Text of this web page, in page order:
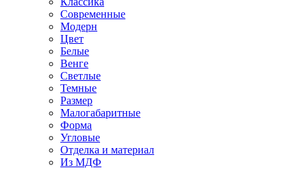
Современные
Модерн
Цвет
Белые
Венге
Светлые
Темные
Размер
Малогабаритные
Форма
Угловые
Отделка и материал
Из МДФ